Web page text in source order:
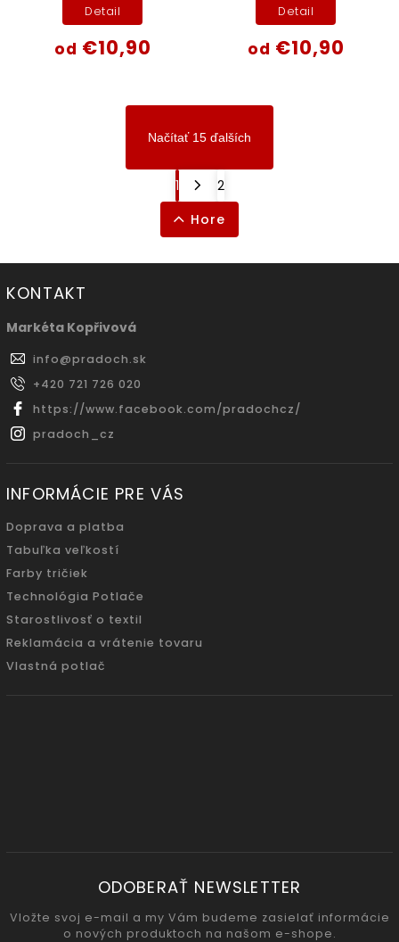
od €10,90
Detail
od €10,90
Detail
Načítať 15 ďalších
1
2
Hore
KONTAKT
Markéta Kopřivová
info@pradoch.sk
+420 721 726 020
https://www.facebook.com/pradochcz/
pradoch_cz
INFORMÁCIE PRE VÁS
Doprava a platba
Tabuľka veľkostí
Farby tričiek
Technológia Potlače
Starostlivosť o textil
Reklamácia a vrátenie tovaru
Vlastná potlač
ODOBERAŤ NEWSLETTER
Vložte svoj e-mail a my Vám budeme zasielať informácie
o nových produktoch na našom e-shope.